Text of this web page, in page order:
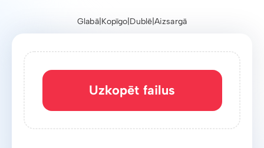
Glabā| Kopīgo Dublē|Aizsargā
Uzkopēt failus